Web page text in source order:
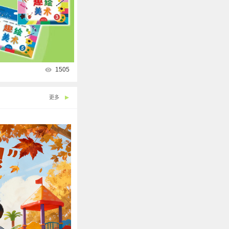
1505
更多